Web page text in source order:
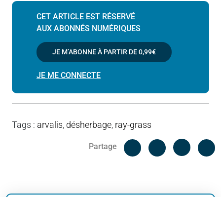
CET ARTICLE EST RÉSERVÉ
AUX ABONNÉS NUMÉRIQUES
JE M’ABONNE À PARTIR DE0,99€
JE ME CONNECTE
Tags : arvalis, désherbage, ray-grass
Partage
Facebook